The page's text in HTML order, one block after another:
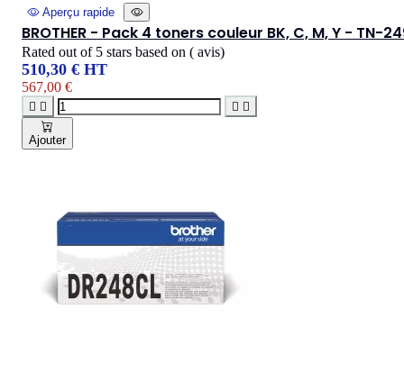
Aperçu rapide
BROTHER - Pack 4 toners couleur BK, C, M, Y - TN-
Rated out of 5 stars based on ( avis)
510,30 € HT
567,00 €
   
Ajouter